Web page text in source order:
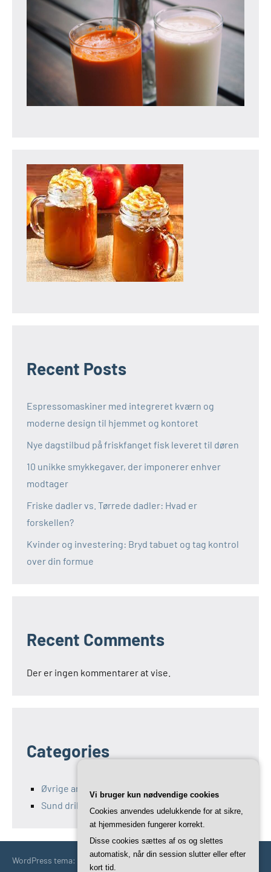
Recent Posts
Espressomaskiner med integreret kværn og
moderne design til hjemmet og kontoret
Nye dagstilbud på friskfanget fisk leveret til døren
10 unikke smykkegaver, der imponerer enhver
modtager
Friske dadler vs. Tørrede dadler: Hvad er
forskellen?
Kvinder og investering: Bryd tabuet og tag kontrol
over din formue
Recent Comments
Der er ingen kommentarer at vise.
Categories
Øvrige artikler fra Kefir opskrifter
Sund drikke
WordPress tema: Occasio by ThemeZee.
Vi bruger kun nødvendige cookies
Cookies anvendes udelukkende for at sikre,
at hjemmesiden fungerer korrekt.
Disse cookies sættes af os og slettes
automatisk, når din session slutter eller efter
kort tid.